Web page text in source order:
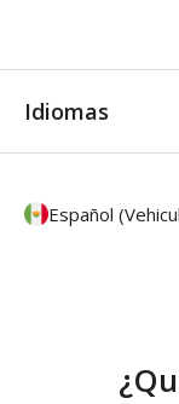
Idiomas
Español